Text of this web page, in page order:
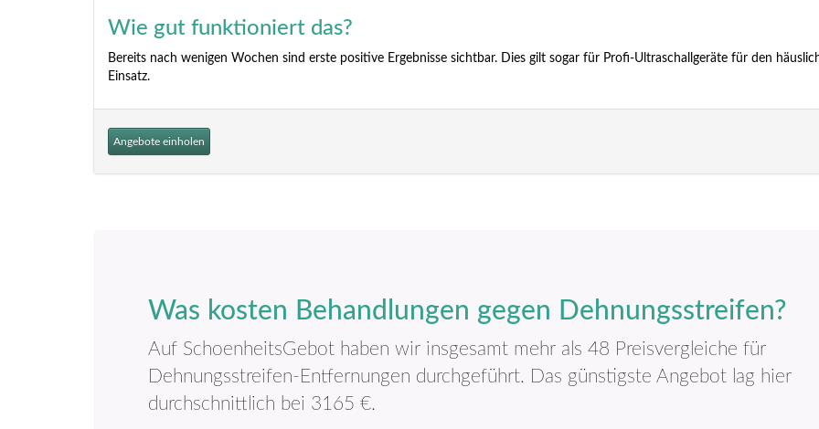
Wie gut funktioniert das?
Bereits nach wenigen Wochen sind erste positive Ergebnisse sichtbar. Dies gilt sogar für Profi-Ultraschallgeräte für den
Einsatz.
Angebote einholen
Was kosten Behandlungen gegen Dehnungsstreifen?
Auf SchoenheitsGebot haben wir insgesamt mehr als 48 Preisvergleiche für
Dehnungsstreifen-Entfernungen durchgeführt. Das günstigste Angebot lag hier
durchschnittlich bei 3165 €.